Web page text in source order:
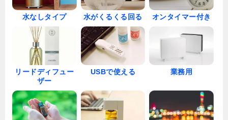
水なしタイプ 水がくるくる回る オンタイマー付き
リードディフュー
ザー
USBで使える 業務用